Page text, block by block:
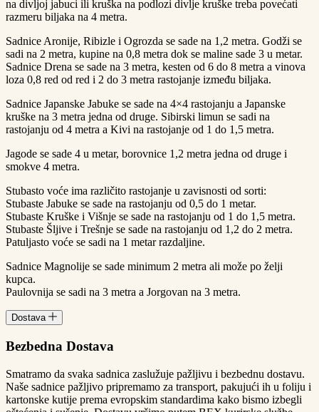
na divljoj jabuci ili kruška na podlozi divlje kruške treba povećati
razmeru biljaka na 4 metra.
Sadnice Aronije, Ribizle i Ogrozda se sade na 1,2 metra. Godži se
sadi na 2 metra, kupine na 0,8 metra dok se maline sade 3 u metar.
Sadnice Drena se sade na 3 metra, kesten od 6 do 8 metra a vinova
loza 0,8 red od red i 2 do 3 metra rastojanje između biljaka.
Sadnice Japanske Jabuke se sade na 4×4 rastojanju a Japanske
kruške na 3 metra jedna od druge. Sibirski limun se sadi na
rastojanju od 4 metra a Kivi na rastojanje od 1 do 1,5 metra.
Jagode se sade 4 u metar, borovnice 1,2 metra jedna od druge i
smokve 4 metra.
Stubasto voće ima različito rastojanje u zavisnosti od sorti:
Stubaste Jabuke se sade na rastojanju od 0,5 do 1 metar.
Stubaste Kruške i Višnje se sade na rastojanju od 1 do 1,5 metra.
Stubaste Šljive i Trešnje se sade na rastojanju od 1,2 do 2 metra.
Patuljasto voće se sadi na 1 metar razdaljine.
Sadnice Magnolije se sade minimum 2 metra ali može po želji
kupca.
Paulovnija se sadi na 3 metra a Jorgovan na 3 metra.
Dostava
Bezbedna Dostava
Smatramo da svaka sadnica zaslužuje pažljivu i bezbednu dostavu.
Naše sadnice pažljivo pripremamo za transport, pakujući ih u foliju i
kartonske kutije prema evropskim standardima kako bismo izbegli